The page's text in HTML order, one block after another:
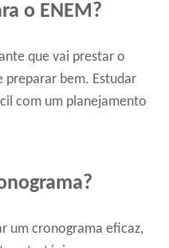
o ENEM?
que vai prestar o
preparar bem. Estudar
com um planejamento
um cronograma eficaz,